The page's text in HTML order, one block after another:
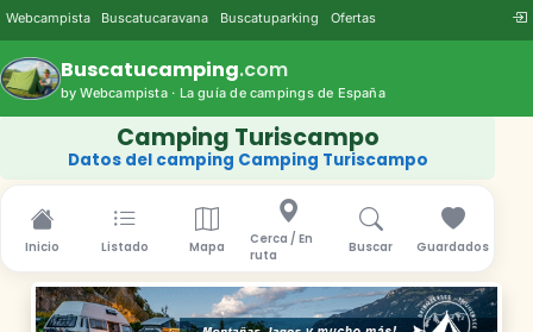
Webcampista Buscatucaravana Buscatuparking Ofertas
Buscatucamping.com
by Webcampista · La guía de campings de España
Camping Turiscampo
Datos del camping Camping Turiscampo
Inicio Listado Mapa
Cerca / En
ruta
Buscar Guardados